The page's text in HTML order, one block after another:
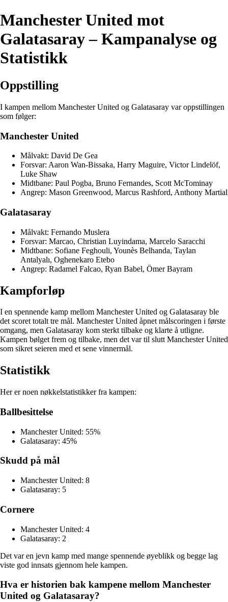
Manchester United mot
Galatasaray – Kampanalyse og
Statistikk
Oppstilling
I kampen mellom Manchester United og Galatasaray var oppstillingen
som følger:
Manchester United
Målvakt: David De Gea
Forsvar: Aaron Wan-Bissaka, Harry Maguire, Victor Lindelöf,
Luke Shaw
Midtbane: Paul Pogba, Bruno Fernandes, Scott McTominay
Angrep: Mason Greenwood, Marcus Rashford, Anthony Martial
Galatasaray
Målvakt: Fernando Muslera
Forsvar: Marcao, Christian Luyindama, Marcelo Saracchi
Midtbane: Sofiane Feghouli, Younès Belhanda, Taylan
Antalyalı, Oghenekaro Etebo
Angrep: Radamel Falcao, Ryan Babel, Ömer Bayram
Kampforløp
I en spennende kamp mellom Manchester United og Galatasaray ble
det scoret totalt tre mål. Manchester United åpnet målscoringen i første
omgang, men Galatasaray kom sterkt tilbake og klarte å utligne.
Kampen bølget frem og tilbake, men det var til slutt Manchester United
som sikret seieren med et sene vinnermål.
Statistikk
Her er noen nøkkelstatistikker fra kampen:
Ballbesittelse
Manchester United: 55%
Galatasaray: 45%
Skudd på mål
Manchester United: 8
Galatasaray: 5
Cornere
Manchester United: 4
Galatasaray: 2
Det var en jevn kamp med mange spennende øyeblikk og begge lag
viste god innsats gjennom hele kampen.
Hva er historien bak kampene mellom Manchester
United og Galatasaray?